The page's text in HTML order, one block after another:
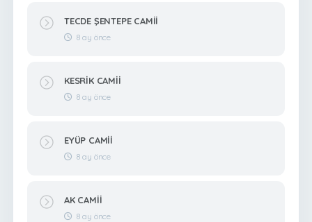
TECDE ŞENTEPE CAMİİ
8 ay önce
KESRİK CAMİİ
8 ay önce
EYÜP CAMİİ
8 ay önce
AK CAMİİ
8 ay önce